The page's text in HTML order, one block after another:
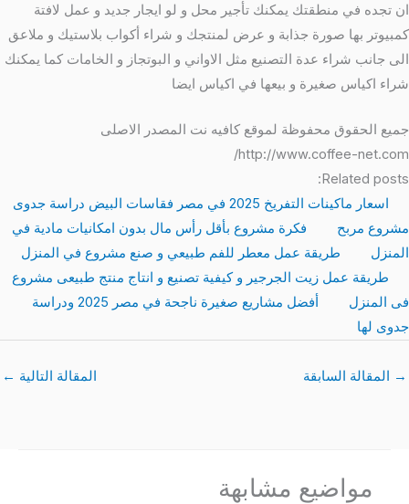
ان تجده في منطقتك يمكنك تأجير محل و لو ايجار جديد و عمل لافتة
كمبيوتر بها صورة جذابة و عرض لمنتجك و شراء أكواب بلاستيك و ملاعق
الى جانب شراء عدة التصنيع مثل الاواني و البوتجاز و الخامات كما يمكنك
شراء اكياس صغيرة و بيعها في اكياس ايضا
جميع الحقوق محفوظة لموقع كافيه نت المصدر الاصلى
http://www.coffee-net.com/
Related posts:
اسعار ماكينات التفريخ 2025 في مصر فقاسات البيض دراسة جدوى
مشروع مربح
فكرة مشروع بأقل رأس مال بدون امكانيات مادية في
المنزل
طريقة عمل معطر للفم طبيعي و صنع مشروع في المنزل
طريقة عمل زيت الجرجير و كيفية تصنيع و انتاج منتج طبيعى مشروع
فى المنزل
أفضل مشاريع صغيرة ناجحة في مصر 2025 ودراسة
جدوى لها
→ المقالة السابقة المقالة التالية ←
مواضيع مشابهة